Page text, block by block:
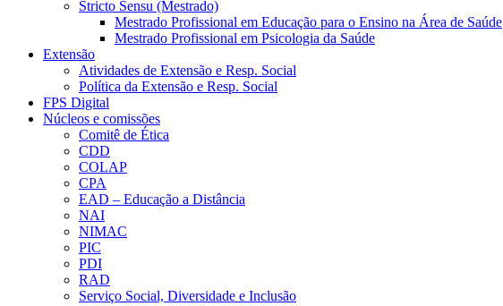
Stricto Sensu (Mestrado)
Mestrado Profissional em Educação para o Ensino na Área de Saúde
Mestrado Profissional em Psicologia da Saúde
Extensão
Atividades de Extensão e Resp. Social
Política da Extensão e Resp. Social
FPS Digital
Núcleos e comissões
Comitê de Ética
CDD
COLAP
CPA
EAD – Educação a Distância
NAI
NIMAC
PIC
PDI
RAD
Serviço Social, Diversidade e Inclusão